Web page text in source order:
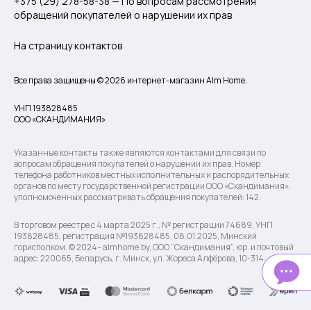
обращений покупателей о нарушении их прав
На страницу контактов
Все права защищены © 2026 интернет-магазин Alm Home.
УНП 193828485
ООО «СКАНДИМАНИЯ»
Указанные контакты также являются контактами для связи по
вопросам обращения покупателей о нарушении их прав. Номер
телефона работников местных исполнительных и распорядительных
органов по месту государственной регистрации ООО «Скандимания»,
уполномоченных рассматривать обращения покупателей: 142.
В торговом реестре с 4 марта 2025 г., № регистрации 74689, УНП
193828485, регистрация №193828485, 08.01.2025, Минский
горисполком. © 2024– almhome.by, ООО “Скандимания”, юр. и почтовый
адрес: 220065, Беларусь, г. Минск, ул. Жореса Алфёрова, 10-314